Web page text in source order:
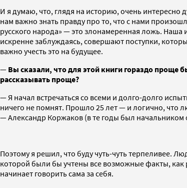
И я думаю, что, глядя на историю, очень интересно
нам важно знать правду про то, что с нами
русского народа» — это злонамеренная ложь.
искренне заблуждаясь, совершают поступки,
важно учесть это на будущее.
— Вы сказали, что для этой книги гораздо проще
рассказывать проще?
— Я начал встречаться со всеми и долго-долго
ничего не помнят. Прошло 25 лет — и логично, что
— Александр Коржаков (в те годы был
Поэтому я решил, что буду чуть-чуть терпеливее.
которой были бы учтены все возможные факты, как
начинает говорить сама за себя.